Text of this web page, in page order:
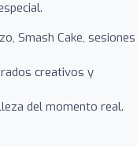
Smash Cake, sesiones
creativos y
del momento real.